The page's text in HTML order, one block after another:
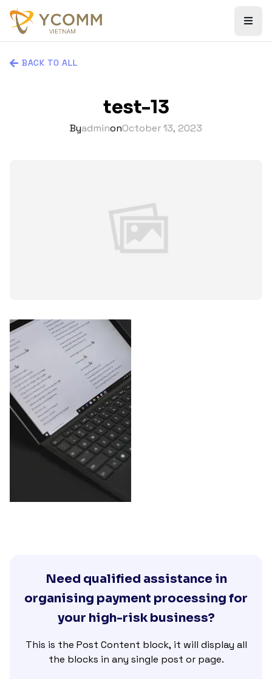
BACK TO ALL
test-13
ByadminonOctober 13, 2023
Need qualified assistance in
organising payment processing for
your high-risk business?
This is the Post Content block, it will display all
the blocks in any single post or page.